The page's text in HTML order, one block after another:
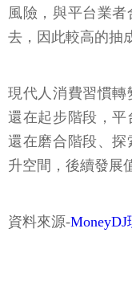
風險，與平台業
去，因此較高的抽
現代人消費習慣
還在起步階段，
還在磨合階段、
升空間，後續發展
資料來源-MoneyDJ